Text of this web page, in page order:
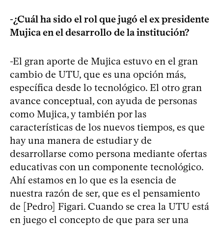
-¿Cuál ha sido el rol que jugó el ex presidente
Mujica en el desarrollo de la institución?
-El gran aporte de Mujica estuvo en el gran
cambio de UTU, que es una opción más,
específica desde lo tecnológico. El otro gran
avance conceptual, con ayuda de personas
como Mujica, y también por las
características de los nuevos tiempos, es que
hay una manera de estudiar y de
desarrollarse como persona mediante ofertas
educativas con un componente tecnológico.
Ahí estamos en lo que es la esencia de
nuestra razón de ser, que es el pensamiento
de [Pedro] Figari. Cuando se crea la UTU está
en juego el concepto de que para ser una